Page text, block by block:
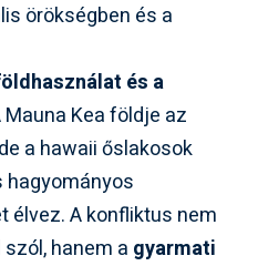
örökségben és a
és a
Mauna Kea földje az
a hawaii őslakosok
hagyományos
élvez. A konfliktus nem
hanem a gyarmati